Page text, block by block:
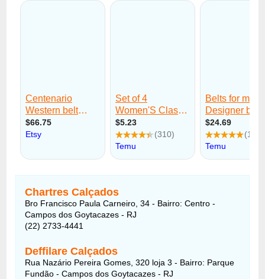
Chartres Calçados
Bro Francisco Paula Carneiro, 34 - Bairro: Centro -
Campos dos Goytacazes - RJ
(22) 2733-4441
Deffilare Calçados
Rua Nazário Pereira Gomes, 320 loja 3 - Bairro: Parque
Fundão - Campos dos Goytacazes - RJ